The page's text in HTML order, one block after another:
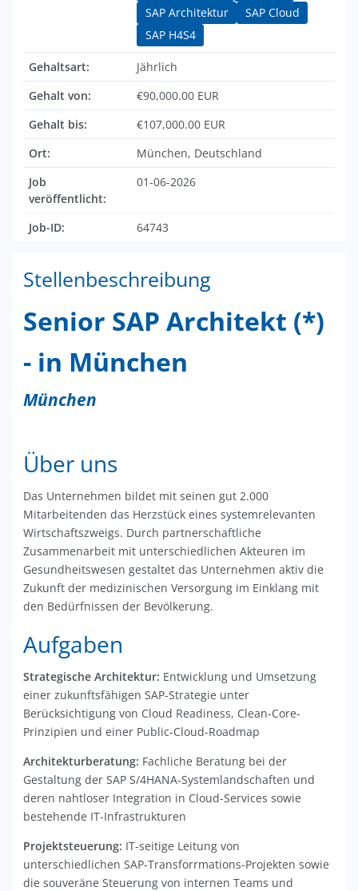
SAP Architektur
SAP Cloud
SAP H4S4
Gehaltsart:
Jährlich
Gehalt von:
€90,000.00 EUR
Gehalt bis:
€107,000.00 EUR
Ort:
München, Deutschland
Job
veröffentlicht:
01-06-2026
Job-ID: 64743
Stellenbeschreibung
Senior SAP Architekt (*)
- in München
München
Über uns
Das Unternehmen bildet mit seinen gut 2.000
Mitarbeitenden das Herzstück eines systemrelevanten
Wirtschaftszweigs. Durch partnerschaftliche
Zusammenarbeit mit unterschiedlichen Akteuren im
Gesundheitswesen gestaltet das Unternehmen aktiv die
Zukunft der medizinischen Versorgung im Einklang mit
den Bedürfnissen der Bevölkerung.
Aufgaben
Strategische Architektur: Entwicklung und Umsetzung
einer zukunftsfähigen SAP-Strategie unter
Berücksichtigung von Cloud Readiness, Clean-Core-
Prinzipien und einer Public-Cloud-Roadmap
Architekturberatung: Fachliche Beratung bei der
Gestaltung der SAP S/4HANA-Systemlandschaften und
deren nahtloser Integration in Cloud-Services sowie
bestehende IT-Infrastrukturen
Projektsteuerung: IT-seitige Leitung von
unterschiedlichen SAP-Transforrmations-Projekten sowie
die souveräne Steuerung von internen Teams und